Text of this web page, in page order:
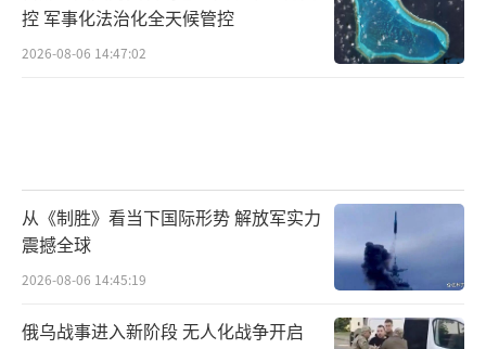
控 军事化法治化全天候管控
2026-08-06 14:47:02
从《制胜》看当下国际形势 解放军实力
震撼全球
2026-08-06 14:45:19
俄乌战事进入新阶段 无人化战争开启